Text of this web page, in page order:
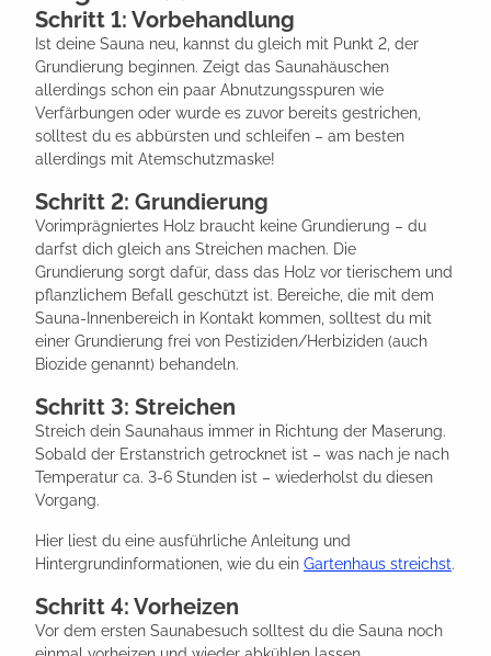
Schritt 1: Vorbehandlung
Ist deine Sauna neu, kannst du gleich mit Punkt 2, der
Grundierung beginnen. Zeigt das Saunahäuschen
allerdings schon ein paar Abnutzungsspuren wie
Verfärbungen oder wurde es zuvor bereits gestrichen,
solltest du es abbürsten und schleifen – am besten
allerdings mit Atemschutzmaske!
Schritt 2: Grundierung
Vorimprägniertes Holz braucht keine Grundierung – du
darfst dich gleich ans Streichen machen. Die
Grundierung sorgt dafür, dass das Holz vor tierischem und
pflanzlichem Befall geschützt ist. Bereiche, die mit dem
Sauna-Innenbereich in Kontakt kommen, solltest du mit
einer Grundierung frei von Pestiziden/Herbiziden (auch
Biozide genannt) behandeln.
Schritt 3: Streichen
Streich dein Saunahaus immer in Richtung der Maserung.
Sobald der Erstanstrich getrocknet ist – was nach je nach
Temperatur ca. 3-6 Stunden ist – wiederholst du diesen
Vorgang.
Hier liest du eine ausführliche Anleitung und
Hintergrundinformationen, wie du ein Gartenhaus streichst.
Schritt 4: Vorheizen
Vor dem ersten Saunabesuch solltest du die Sauna noch